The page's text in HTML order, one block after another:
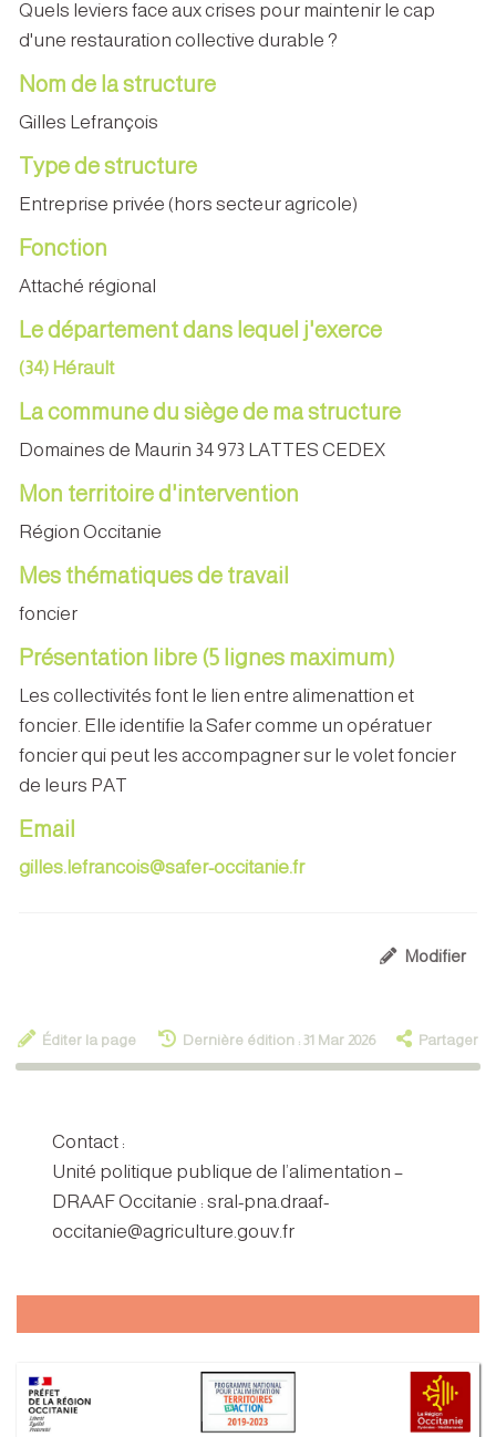
Quels leviers face aux crises pour maintenir le cap
d'une restauration collective durable ?
Nom de la structure
Gilles Lefrançois
Type de structure
Entreprise privée (hors secteur agricole)
Fonction
Attaché régional
Le département dans lequel j'exerce
(34) Hérault
La commune du siège de ma structure
Domaines de Maurin 34 973 LATTES CEDEX
Mon territoire d'intervention
Région Occitanie
Mes thématiques de travail
foncier
Présentation libre (5 lignes maximum)
Les collectivités font le lien entre alimenattion et
foncier. Elle identifie la Safer comme un opératuer
foncier qui peut les accompagner sur le volet foncier
de leurs PAT
Email
gilles.lefrancois@safer-occitanie.fr
Modifier
Éditer la page Dernière édition : 31 Mar 2026 Partager
Contact :
Unité politique publique de l’alimentation –
DRAAF Occitanie : sral-pna.draaf-
occitanie@agriculture.gouv.fr